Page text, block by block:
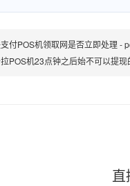
付POS机领取网是否立即处理 -
POS机23点钟之后始不可以提现
直